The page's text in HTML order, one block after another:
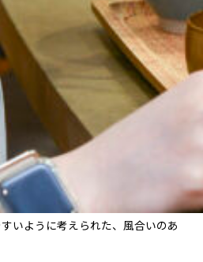
いように考えられた、風合いのあ